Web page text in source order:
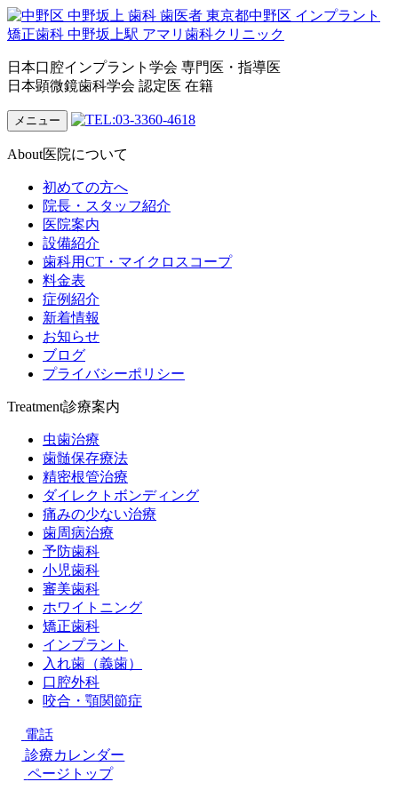
日本口腔インプラント学会 専門医・指導医
日本顕微鏡歯科学会 認定医 在籍
メニュー
About医院について
初めての方へ
院長・スタッフ紹介
医院案内
設備紹介
歯科用CT・マイクロスコープ
料金表
症例紹介
新着情報
お知らせ
ブログ
プライバシーポリシー
Treatment診療案内
虫歯治療
歯髄保存療法
精密根管治療
ダイレクトボンディング
痛みの少ない治療
歯周病治療
予防歯科
小児歯科
審美歯科
ホワイトニング
矯正歯科
インプラント
入れ歯（義歯）
口腔外科
咬合・顎関節症
電話
診療カレンダー
ページトップ